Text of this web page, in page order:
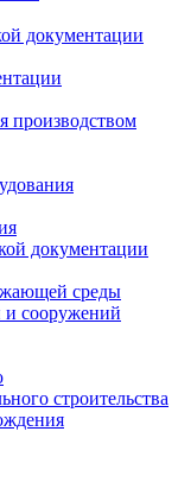
документации
производством
документации
среды
и сооружений
строительства